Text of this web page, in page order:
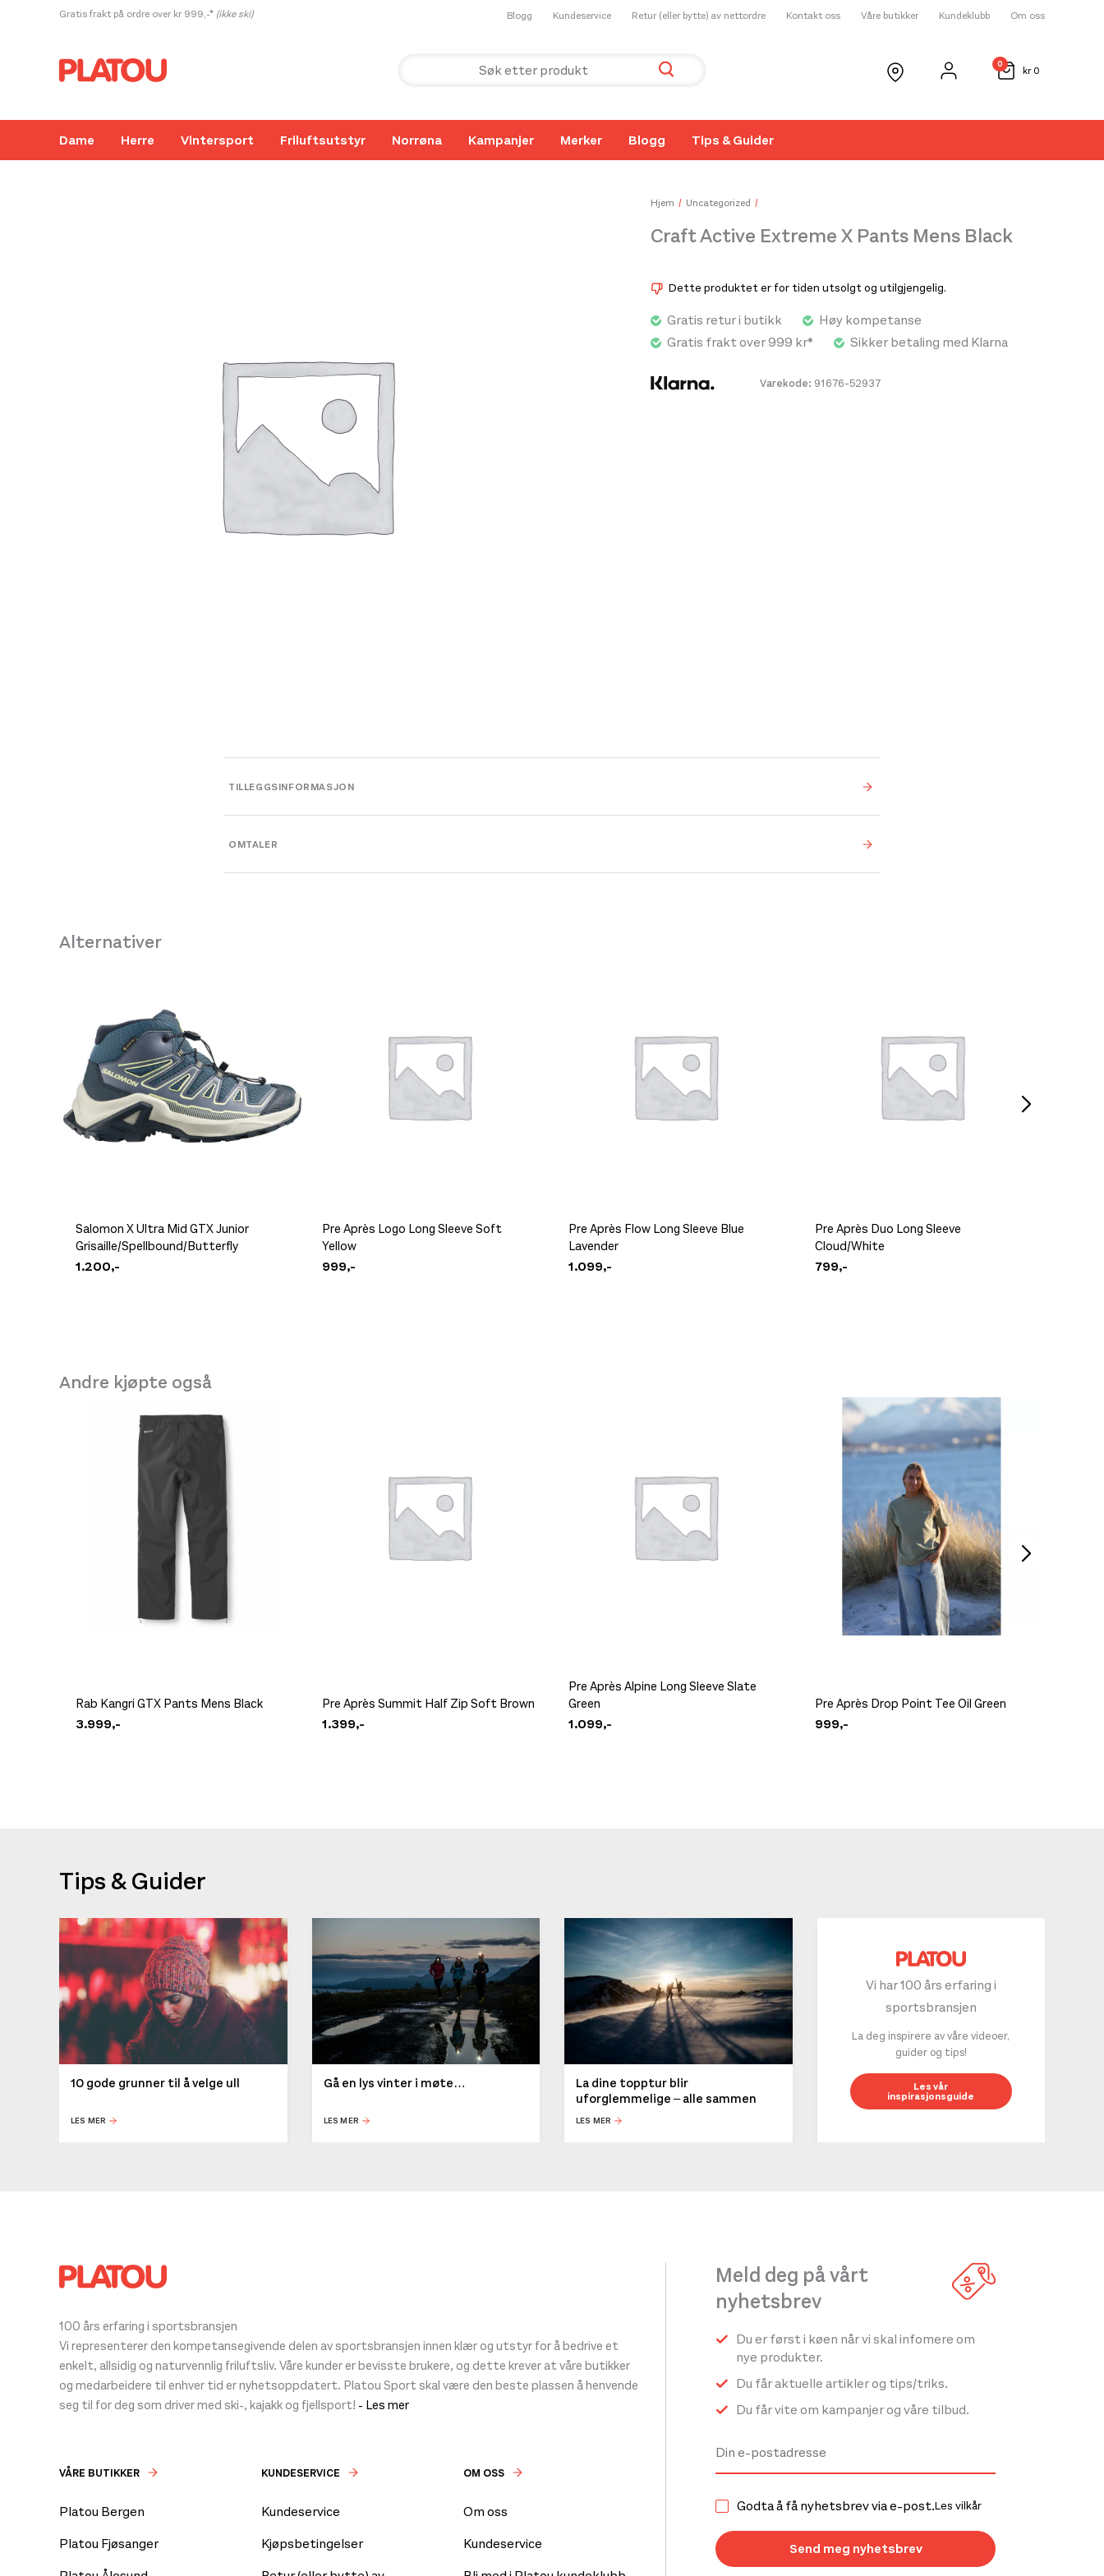
Gratis frakt på ordre over kr 999,-* (ikke ski) Blogg Kundeservice Retur (eller bytte) av nettordre Kontakt oss Våre butikker Kundeklubb Om oss
kr0
0
Dame Herre Vintersport Friluftsutstyr Norrøna Kampanjer Merker Blogg Tips & Guider
999,-
Hjem Uncategorized
Craft Active Extreme X Pants Mens Black
Dette produktet er for tiden utsolgt og utilgjengelig.
Varekode: 91676-52937
Gratis retur i butikk
Høy kompetanse
Gratis frakt over 999 kr*
Sikker betaling med Klarna
TILLEGGSINFORMASJON
Leverandør Craft
OMTALER
Alternativer
Salomon X Ultra Mid GTX Junior
Grisaille/Spellbound/Butterfly
1.200,-
Pre Après Logo Long Sleeve Soft
Yellow
999,-
Pre Après Flow Long Sleeve Blue
Lavender
1.099,-
Pre Après Duo Long Sleeve
Cloud/White
799,-
Andre kjøpte også
Rab Kangri GTX Pants Mens Black
3.999,-
Pre Après Summit Half Zip Soft Brown
1.399,-
Pre Après Alpine Long Sleeve Slate
Green
1.099,-
Pre Après Drop Point Tee Oil Green
999,-
Tips & Guider
10 gode grunner til å velge ull
LES MER
Gå en lys vinter i møte…
LES MER
La dine topptur blir
uforglemmelige – alle sammen
LES MER
Vi har 100 års erfaring i
sportsbransjen
La deg inspirere av våre videoer,
guider og tips!
Les vår
inspirasjonsguide
100 års erfaring i sportsbransjen
Vi representerer den kompetansegivende delen av sportsbransjen innen klær og utstyr for å bedrive et
enkelt, allsidig og naturvennlig friluftsliv. Våre kunder er bevisste brukere, og dette krever at våre butikker
og medarbeidere til enhver tid er nyhetsoppdatert. Platou Sport skal være den beste plassen å henvende
seg til for deg som driver med ski-, kajakk og fjellsport! - Les mer
VÅRE BUTIKKER
Platou Bergen
Platou Fjøsanger
KUNDESERVICE
Kundeservice
Kjøpsbetingelser
OM OSS
Om oss
Kundeservice
Meld deg på vårt
nyhetsbrev
Du er først i køen når vi skal infomere om
nye produkter.
Du får aktuelle artikler og tips/triks.
Du får vite om kampanjer og våre tilbud.
Godta å få nyhetsbrev via e-post.Les vilkår